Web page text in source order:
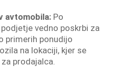
avtomobila:Po
vedno poskrbi za
primerih ponudijo
na lokaciji, kjer se
prodajalca.